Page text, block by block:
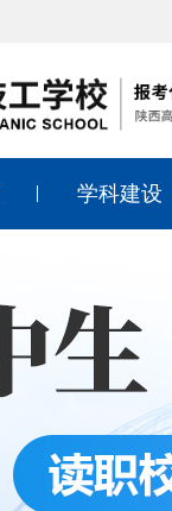
学科建设
西式面点
西式烹调
酒店管理
幼儿教育
形象设计